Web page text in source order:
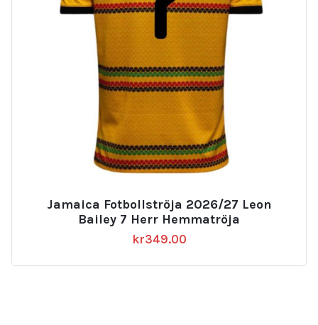
Jamaica Fotbollströja 2026/27 Leon
Bailey 7 Herr Hemmatröja
kr349.00